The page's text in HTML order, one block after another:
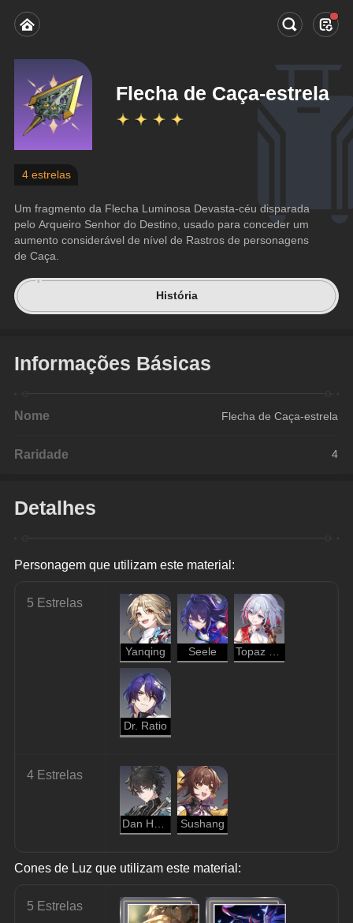
Flecha de Caça-estrela
4 estrelas
Um fragmento da Flecha Luminosa Devasta-céu disparada
pelo Arqueiro Senhor do Destino, usado para conceder um
aumento considerável de nível de Rastros de personagens
de Caça.
História
Informações Básicas
Nome Flecha de Caça-estrela
Raridade 4
Detalhes
Personagem que utilizam este material:
5 Estrelas
Yanqing Seele
Dr. Ratio
4 Estrelas
Sushang
Cones de Luz que utilizam este material:
5 Estrelas